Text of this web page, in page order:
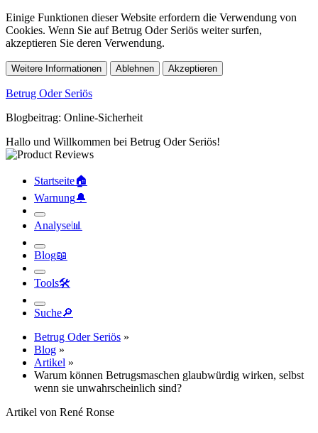
Einige Funktionen dieser Website erfordern die Verwendung von
Cookies. Wenn Sie auf Betrug Oder Seriös weiter surfen,
akzeptieren Sie deren Verwendung.
Weitere Informationen Ablehnen Akzeptieren
Betrug Oder Seriös
Blogbeitrag: Online-Sicherheit
Hallo und Willkommen bei Betrug Oder Seriös!
Startseite🏠︎
Warnung🔔︎
Analyse📊︎
Blog📖︎
Tools🛠︎
Suche🔎︎
Betrug Oder Seriös »
Blog »
Artikel »
Warum können Betrugsmaschen glaubwürdig wirken, selbst
wenn sie unwahrscheinlich sind?
Artikel von René Ronse